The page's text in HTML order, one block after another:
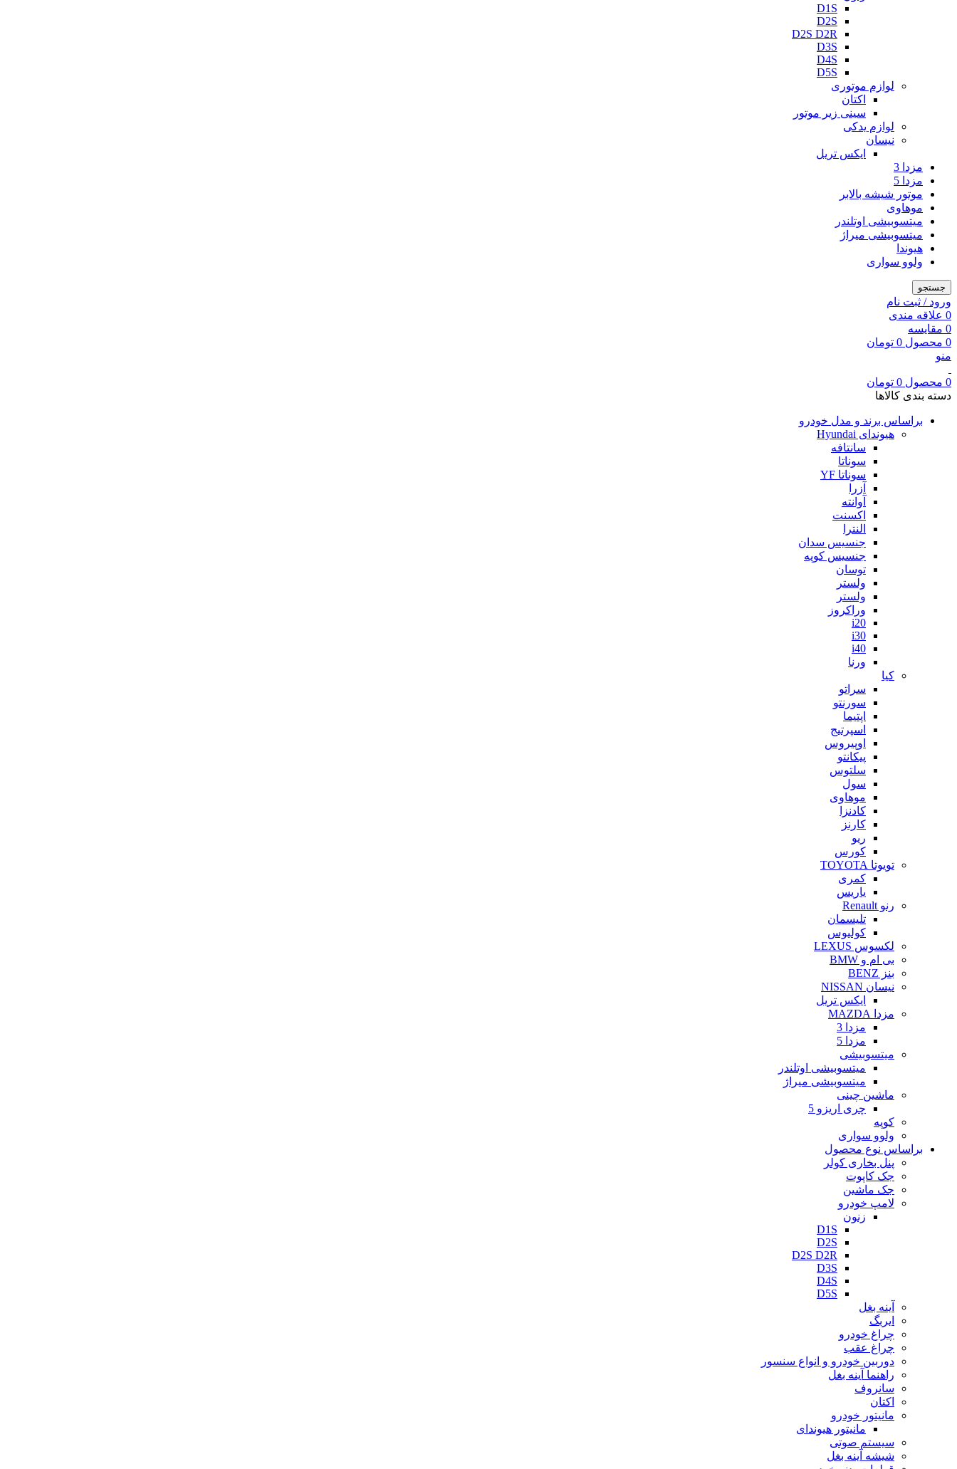
D1S
D2S
D2S D2R
D3S
D4S
D5S
لوازم موتوری
اکتان
سینی زیر موتور
لوازم یدکی
نیسان
ایکس تریل
مزدا 3
مزدا 5
موتور شیشه بالابر
موهاوی
میتسوبیشی اوتلندر
میتسوبیشی میراژ
هیوندا
ولوو سواری
جستجو
ورود / ثبت نام
0 علاقه مندی
0 مقایسه
0 محصول 0 تومان
منو
0 محصول 0 تومان
دسته بندی کالاها
براساس برند و مدل خودرو
هیوندای Hyundai
سانتافه
سوناتا
سوناتا YF
آزرا
آوانته
اکسنت
النترا
جنسیس سدان
جنسیس کوپه
توسان
ولستر
ولستر
وراکروز
i20
i30
i40
ورنا
کیا
سراتو
سورنتو
اپتیما
اسپرتیج
اوپیروس
پیکانتو
سلتوس
سول
موهاوی
کادنزا
کارنز
ریو
کورس
تویوتا TOYOTA
کمری
یاریس
رنو Renault
تلیسمان
کولیوس
لکسوس LEXUS
بی ام و BMW
بنز BENZ
نیسان NISSAN
ایکس تریل
مزدا MAZDA
مزدا 3
مزدا 5
میتسوبیشی
میتسوبیشی اوتلندر
میتسوبیشی میراژ
ماشین چینی
چری اریزو 5
کوپه
ولوو سواری
براساس نوع محصول
پنل بخاری کولر
جک کاپوت
جک ماشین
لامپ خودرو
زنون
D1S
D2S
D2S D2R
D3S
D4S
D5S
آینه بغل
ایربگ
چراغ خودرو
چراغ عقب
دوربین خودرو و انواع سنسور
راهنما آینه بغل
سانروف
اکتان
مانیتور خودرو
مانیتور هیوندای
سیستم صوتی
شیشه آینه بغل